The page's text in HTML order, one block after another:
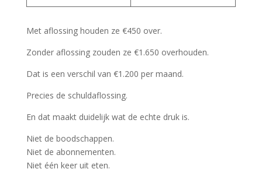
Met aflossing houden ze €450 over.
Zonder aflossing zouden ze €1.650 overhouden.
Dat is een verschil van €1.200 per maand.
Precies de schuldaflossing.
En dat maakt duidelijk wat de echte druk is.
Niet de boodschappen.
Niet de abonnementen.
Niet één keer uit eten.